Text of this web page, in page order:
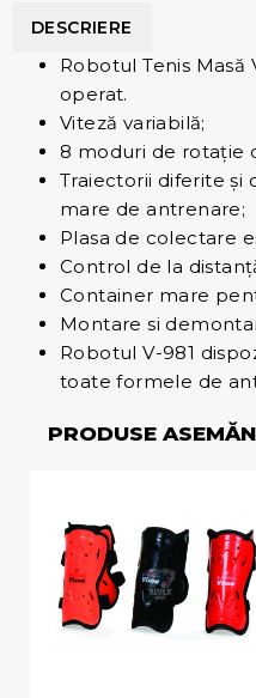
DESCRIERE
Robotul Tenis Masă
operat.
Viteză variabilă;
8 moduri de rotaţie
Traiectorii diferite şi
mare de antrenare;
Plasa de colectare
Control de la
Container mare
Montare si
Robotul V-981
toate formele de
PRODUSE